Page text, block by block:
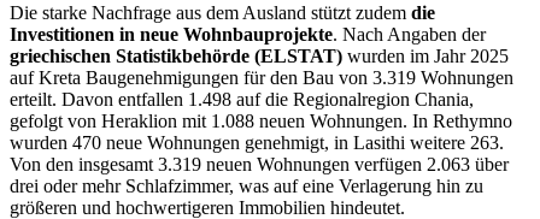
Die starke Nachfrage aus dem Ausland stützt zudem die
Investitionen in neue Wohnbauprojekte. Nach Angaben der
griechischen Statistikbehörde (ELSTAT) wurden im Jahr 2025
auf Kreta Baugenehmigungen für den Bau von 3.319 Wohnungen
erteilt. Davon entfallen 1.498 auf die Regionalregion Chania,
gefolgt von Heraklion mit 1.088 neuen Wohnungen. In Rethymno
wurden 470 neue Wohnungen genehmigt, in Lasithi weitere 263.
Von den insgesamt 3.319 neuen Wohnungen verfügen 2.063 über
drei oder mehr Schlafzimmer, was auf eine Verlagerung hin zu
größeren und hochwertigeren Immobilien hindeutet.